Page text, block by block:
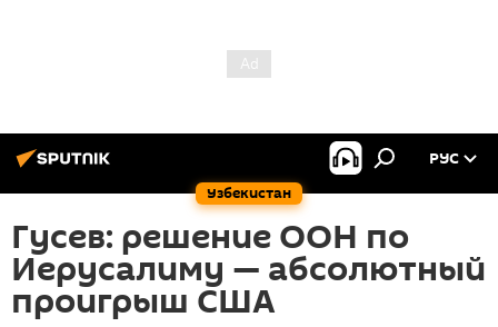
Узбекистан
РУС
Гусев: решение ООН по
Иерусалиму — абсолютный
проигрыш США